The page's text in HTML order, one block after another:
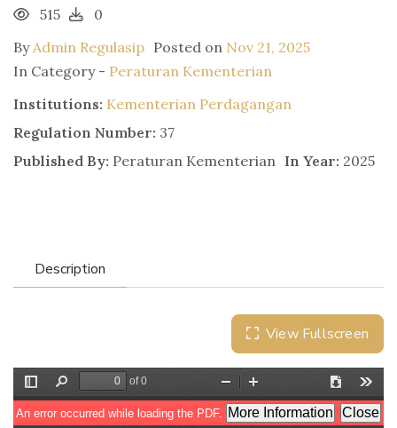
515
0
ByAdmin Regulasip Posted on Nov 21, 2025
In Category - Peraturan Kementerian
Institutions: Kementerian Perdagangan
Regulation Number: 37
Published By: Peraturan Kementerian In Year: 2025
Description
View Fullscreen